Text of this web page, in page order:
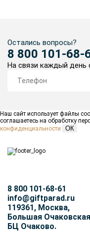
Остались вопросы?
8 800 101-68-
На связи каждый день
Наш сайт использует файлы
соглашаетесь на обработку
конфиденциальности
ОК
8 800 101-68-61
info@giftparad.ru
119361, Москва,
Большая
БЦ Очаково.